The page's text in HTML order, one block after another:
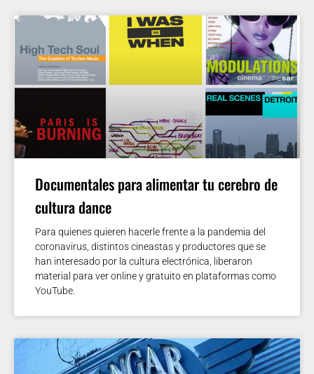
Documentales para alimentar tu cerebro de
cultura dance
Para quienes quieren hacerle frente a la pandemia del
coronavirus, distintos cineastas y productores que se
han interesado por la cultura electrónica, liberaron
material para ver online y gratuito en plataformas como
YouTube.